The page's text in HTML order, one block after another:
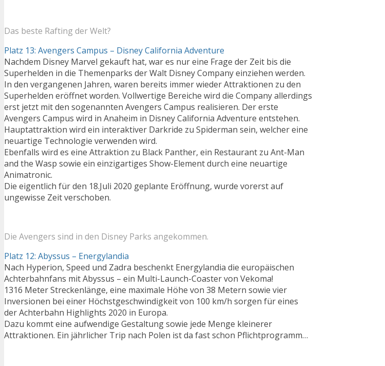
Das beste Rafting der Welt?
Platz 13: Avengers Campus – Disney California Adventure
Nachdem Disney Marvel gekauft hat, war es nur eine Frage der Zeit bis die
Superhelden in die Themenparks der Walt Disney Company einziehen werden.
In den vergangenen Jahren, waren bereits immer wieder Attraktionen zu den
Superhelden eröffnet worden. Vollwertige Bereiche wird die Company allerdings
erst jetzt mit den sogenannten Avengers Campus realisieren. Der erste
Avengers Campus wird in Anaheim in Disney California Adventure entstehen.
Hauptattraktion wird ein interaktiver Darkride zu Spiderman sein, welcher eine
neuartige Technologie verwenden wird.
Ebenfalls wird es eine Attraktion zu Black Panther, ein Restaurant zu Ant-Man
and the Wasp sowie ein einzigartiges Show-Element durch eine neuartige
Animatronic.
Die eigentlich für den 18.Juli 2020 geplante Eröffnung, wurde vorerst auf
ungewisse Zeit verschoben.
Die Avengers sind in den Disney Parks angekommen.
Platz 12: Abyssus – Energylandia
Nach Hyperion, Speed und Zadra beschenkt Energylandia die europäischen
Achterbahnfans mit Abyssus – ein Multi-Launch-Coaster von Vekoma!
1316 Meter Streckenlänge, eine maximale Höhe von 38 Metern sowie vier
Inversionen bei einer Höchstgeschwindigkeit von 100 km/h sorgen für eines
der Achterbahn Highlights 2020 in Europa.
Dazu kommt eine aufwendige Gestaltung sowie jede Menge kleinerer
Attraktionen. Ein jährlicher Trip nach Polen ist da fast schon Pflichtprogramm…